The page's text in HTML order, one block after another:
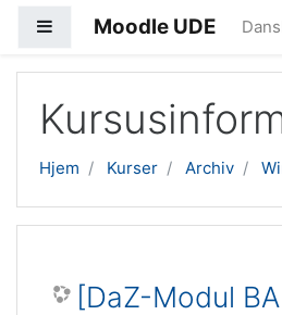
SidepanelMoodle UDE
Hjem Kurser Archiv
[DaZ-Modul